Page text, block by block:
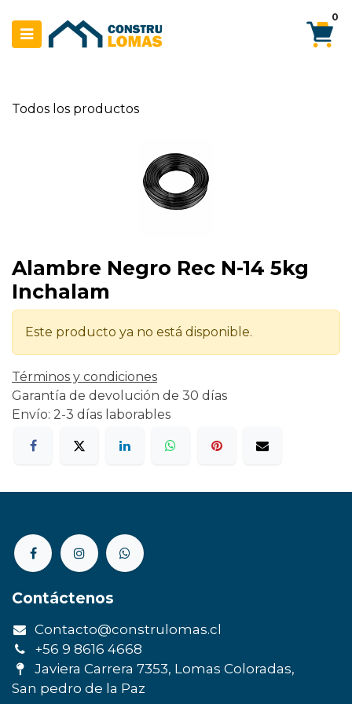
0
Todos los productos
Alambre Negro Rec N-14 5kg
Inchalam
Este producto ya no está disponible.
Términos y condiciones
Garantía de devolución de 30 días
Envío: 2-3 días laborables
Contáctenos
Contacto@construlomas.cl
+56 9 8616 4668
Javiera Carrera 7353, Lomas Coloradas,
San pedro de la Paz